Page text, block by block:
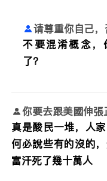
请尊重你自己
不要混淆概念
了？
你要去跟美國伸張
真是酸民一堆，人
何必說些有的沒的
富汗死了幾十萬人